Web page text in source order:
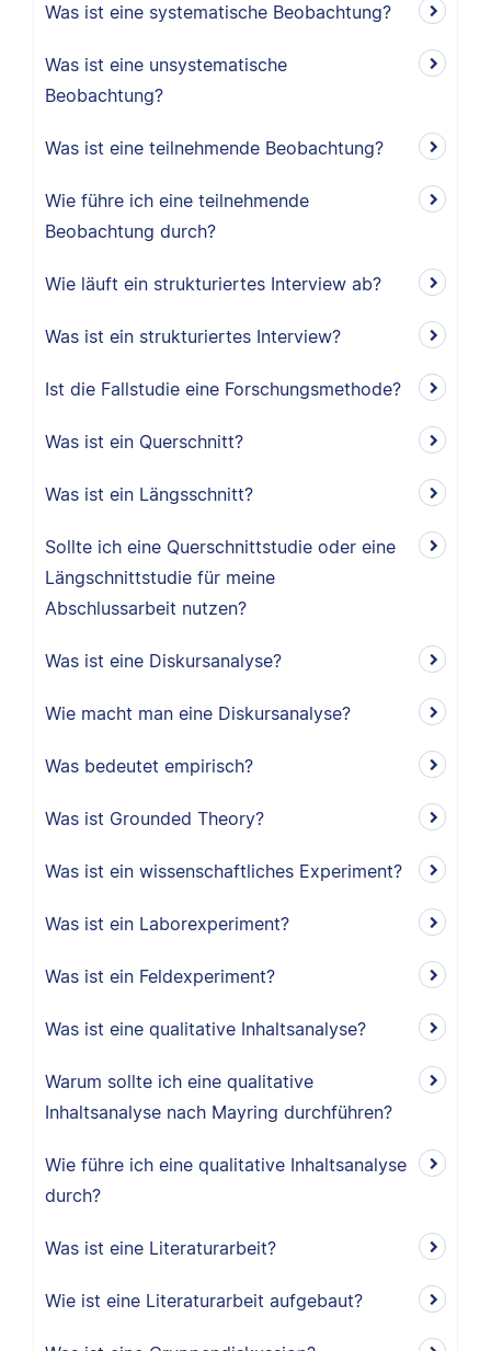
Was ist eine systematische Beobachtung?
Was ist eine unsystematische
Beobachtung?
Was ist eine teilnehmende Beobachtung?
Wie führe ich eine teilnehmende
Beobachtung durch?
Wie läuft ein strukturiertes Interview ab?
Was ist ein strukturiertes Interview?
Ist die Fallstudie eine Forschungsmethode?
Was ist ein Querschnitt?
Was ist ein Längsschnitt?
Sollte ich eine Querschnittstudie oder eine
Längschnittstudie für meine
Abschlussarbeit nutzen?
Was ist eine Diskursanalyse?
Wie macht man eine Diskursanalyse?
Was bedeutet empirisch?
Was ist Grounded Theory?
Was ist ein wissenschaftliches Experiment?
Was ist ein Laborexperiment?
Was ist ein Feldexperiment?
Was ist eine qualitative Inhaltsanalyse?
Warum sollte ich eine qualitative
Inhaltsanalyse nach Mayring durchführen?
Wie führe ich eine qualitative Inhaltsanalyse
durch?
Was ist eine Literaturarbeit?
Wie ist eine Literaturarbeit aufgebaut?